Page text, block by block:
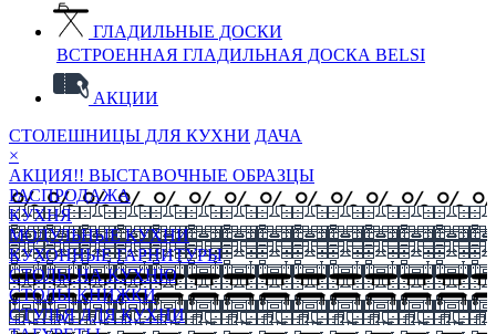
ГЛАДИЛЬНЫЕ ДОСКИ
ВСТРОЕННАЯ ГЛАДИЛЬНАЯ ДОСКА BELSI
АКЦИИ
СТОЛЕШНИЦЫ ДЛЯ КУХНИ ДАЧА
×
АКЦИЯ!! ВЫСТАВОЧНЫЕ ОБРАЗЦЫ
РАСПРОДАЖА
КУХНЯ
МОДУЛЬНЫЕ КУХНИ
КУХОННЫЕ ГАРНИТУРЫ
СТОЛЫ НА КУХНЮ
СТОЛЫ КНИЖКИ
СТУЛЬЯ ДЛЯ КУХНИ